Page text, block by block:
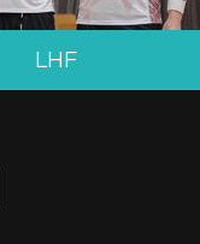
LHF